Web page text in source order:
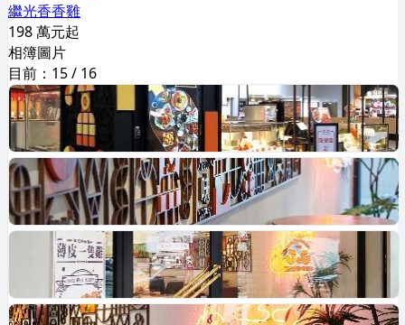
繼光香香雞
198 萬元起
相簿圖片
目前： 15/ 16